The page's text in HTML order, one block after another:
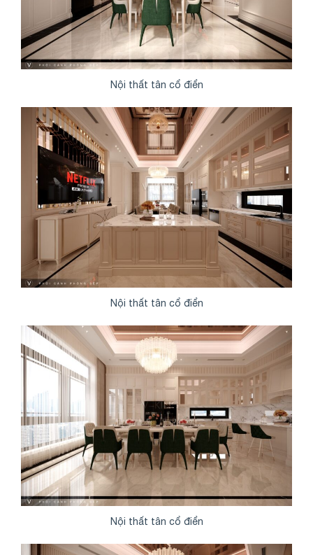
Nội thất tân cổ điển
Nội thất tân cổ điển
Nội thất tân cổ điển